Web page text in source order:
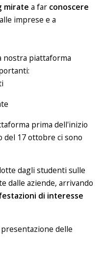
mirate a far conoscere
imprese e a
nostra piattaforma
prima dell'inizio
del 17 ottobre ci sono
dagli studenti sulle
dalle aziende, arrivando
di interesse
delle